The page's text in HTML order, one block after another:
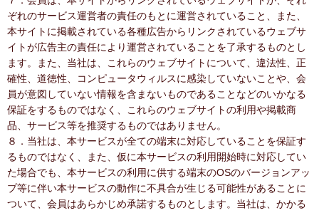
ぞれのサービス運営者の責任のもとに運営されていること、また、
本サイトに掲載されている各種広告からリンクされているウェブサ
イトが広告主の責任により運営されていることを了承するものとし
ます。また、当社は、これらのウェブサイトについて、違法性、正
確性、道徳性、コンピュータウィルスに感染していないことや、会
員が意図していない情報を含まないものであることなどのいかなる
保証をするものではなく、これらのウェブサイトの利用や掲載商
品、サービス等を推奨するものではありません。
８．当社は、本サービスが全ての端末に対応していることを保証す
るものではなく、また、仮に本サービスの利用開始時に対応してい
た場合でも、本サービスの利用に供する端末のOSのバージョンアッ
プ等に伴い本サービスの動作に不具合が生じる可能性があることに
ついて、会員はあらかじめ承諾するものとします。当社は、かかる